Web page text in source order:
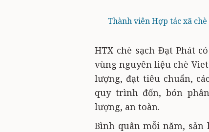
Thành viên Hợp tác xã
HTX chè sạch Đạt Phát
vùng nguyên liệu chè
lượng, đạt tiêu chuẩn,
quy trình đốn, bón
lượng, an toàn.
Bình quân mỗi năm, sản